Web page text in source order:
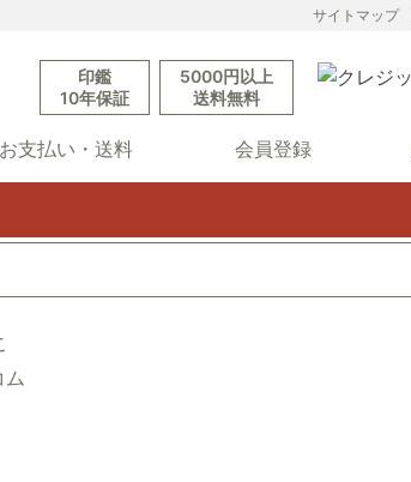
サイトマップ|
5000円以上
送料無料
印鑑
10年保証
お支払い・送料 会員登録